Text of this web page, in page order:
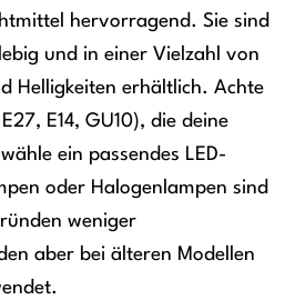
hervorragend. Sie sind
und in einer Vielzahl von
Helligkeiten erhältlich. Achte
E14, GU10), die deine
ein passendes LED-
oder Halogenlampen sind
weniger
aber bei älteren Modellen